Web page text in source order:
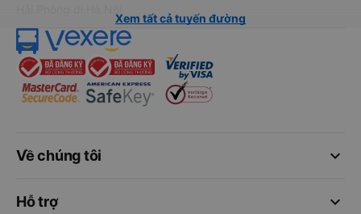
Xem tất cả tuyến đường
keyboard_arrow_down
Về chúng tôi
keyboard_arrow_down
Hỗ trợ